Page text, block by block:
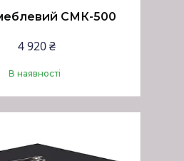
СМК-500
4 920 ₴
В наявності